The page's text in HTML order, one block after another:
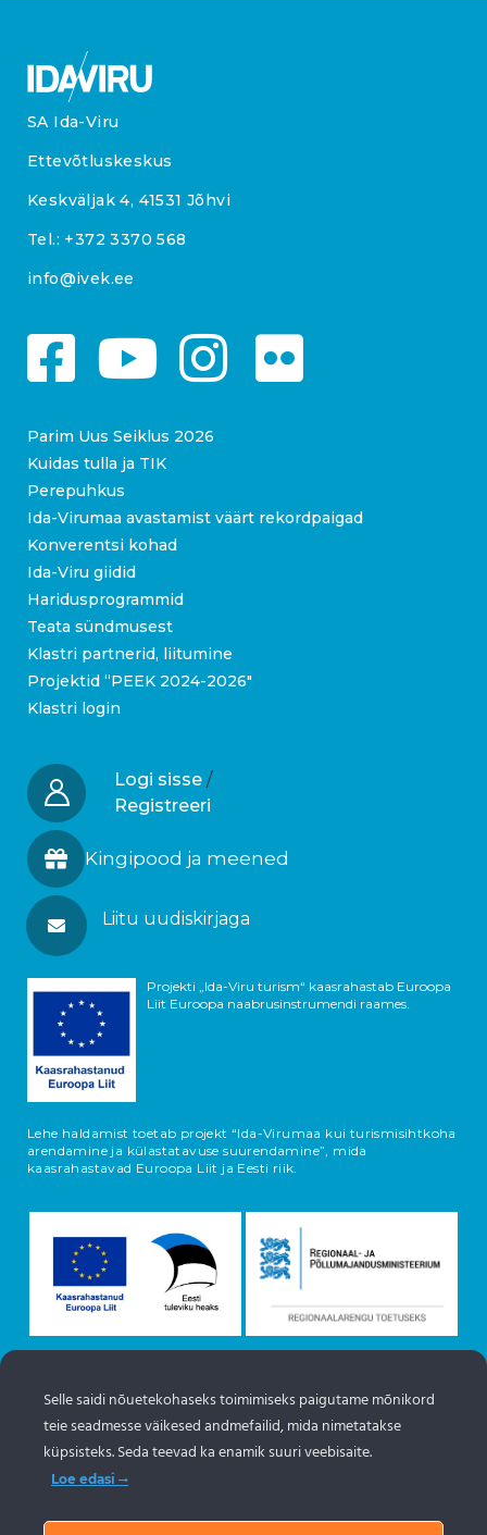
SA Ida-Viru
Ettevõtluskeskus
Keskväljak 4, 41531 Jõhvi
Tel.: +372 3370 568
info@ivek.ee
Parim Uus Seiklus 2026
Kuidas tulla ja TIK
Perepuhkus
Ida-Virumaa avastamist väärt rekordpaigad
Konverentsi kohad
Ida-Viru giidid
Haridusprogrammid
Teata sündmusest
Klastri partnerid, liitumine
Projektid “PEEK 2024-2026″
Klastri login
Logi sisse /
Registreeri
Kingipood ja meened
Liitu uudiskirjaga
Projekti „Ida-Viru turism“ kaasrahastab Euroopa
Liit Euroopa naabrusinstrumendi raames.
Lehe haldamist toetab projekt “Ida-Virumaa kui turismisihtkoha
arendamine ja külastatavuse suurendamine”, mida
kaasrahastavad Euroopa Liit ja Eesti riik.
Objektide info pärineb Eesti turismiportaalist
www.puhkaeestis.ee
Selle saidi nõuetekohaseks toimimiseks paigutame mõnikord
teie seadmesse väikesed andmefailid, mida nimetatakse
küpsisteks. Seda teevad ka enamik suuri veebisaite.
Loe edasi